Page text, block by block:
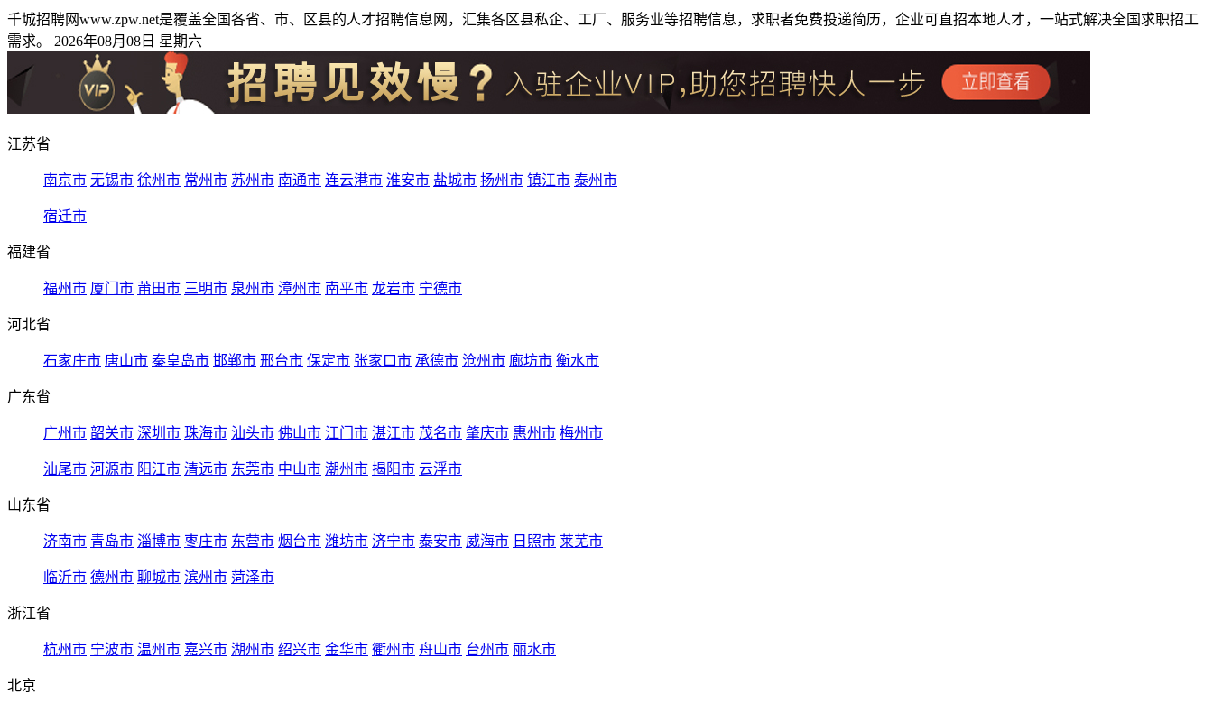
千城招聘网www.zpw.net是覆盖全国各省、市、区县的人才招聘信息网，汇集各区县私企、工厂、服务业等招聘信息，求职者免费投递简历，企业可直招本地人才，一站式解决全国求职招工
需求。 2026年08月08日 星期六
江苏省
南京市 无锡市 徐州市 常州市 苏州市 南通市 连云港市 淮安市 盐城市 扬州市 镇江市 泰州市
宿迁市
福建省
福州市 厦门市 莆田市 三明市 泉州市 漳州市 南平市 龙岩市 宁德市
河北省
石家庄市 唐山市 秦皇岛市 邯郸市 邢台市 保定市 张家口市 承德市 沧州市 廊坊市 衡水市
广东省
广州市 韶关市 深圳市 珠海市 汕头市 佛山市 江门市 湛江市 茂名市 肇庆市 惠州市 梅州市
汕尾市 河源市 阳江市 清远市 东莞市 中山市 潮州市 揭阳市 云浮市
山东省
济南市 青岛市 淄博市 枣庄市 东营市 烟台市 潍坊市 济宁市 泰安市 威海市 日照市 莱芜市
临沂市 德州市 聊城市 滨州市 菏泽市
浙江省
杭州市 宁波市 温州市 嘉兴市 湖州市 绍兴市 金华市 衢州市 舟山市 台州市 丽水市
北京